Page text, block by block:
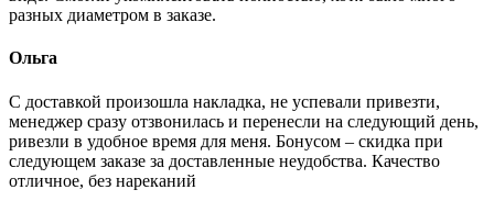
разных диаметром в заказе.
Ольга
С доставкой произошла накладка, не успевали привезти,
менеджер сразу отзвонилась и перенесли на следующий день,
ривезли в удобное время для меня. Бонусом – скидка при
следующем заказе за доставленные неудобства. Качество
отличное, без нареканий